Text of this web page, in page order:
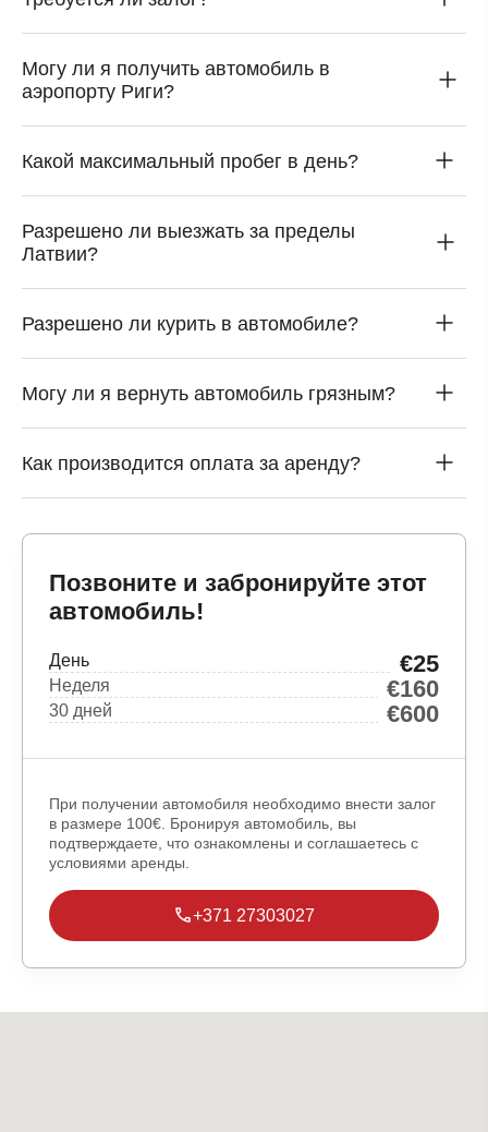
Могу ли я получить автомобиль в
аэропорту Риги?
Какой максимальный пробег в день?
Разрешено ли выезжать за пределы
Латвии?
Разрешено ли курить в автомобиле?
Могу ли я вернуть автомобиль грязным?
Как производится оплата за аренду?
Позвоните и забронируйте этот
автомобиль!
День €25
Неделя €160
30 дней €600
При получении автомобиля необходимо внести залог
в размере 100€. Бронируя автомобиль, вы
подтверждаете, что ознакомлены и соглашаетесь с
условиями аренды.
+371 27303027